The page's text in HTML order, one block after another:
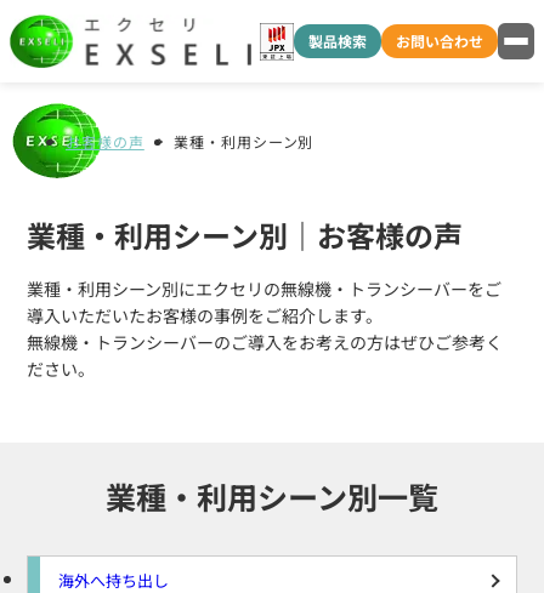
製品検索 お問い合わせ
お客様の声 業種・利用シーン別
業種・利用シーン別｜お客様の声
業種・利用シーン別にエクセリの無線機・トランシーバーをご
導入いただいたお客様の事例をご紹介します。
無線機・トランシーバーのご導入をお考えの方はぜひご参考く
ださい。
業種・利用シーン別一覧
海外へ持ち出し